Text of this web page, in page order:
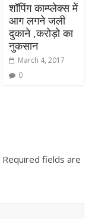
शॉपिंग काम्प्लेक्स में
आग लगने जली
दुकाने ,करोड़ो का
नुकसान
March 4, 2017
0
Required fields are